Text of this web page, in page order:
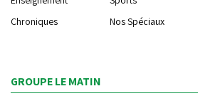
Chroniques
Nos Spéciaux
GROUPE LE MATIN